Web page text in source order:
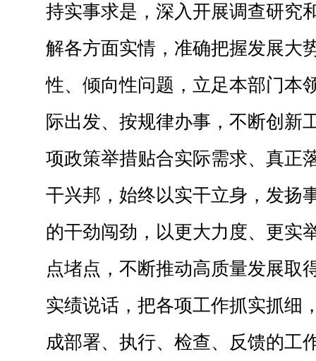
持实事求是，深入开展调查研究
解各方面实情，准确把握发展大
性、倾向性问题，立足本部门本
际出发、按规律办事，不断创新
项政策举措贴合实际需求、真正
干兴邦，始终以实干立身，发扬
的干劲闯劲，以更大力度、更实
点堵点，不断推动高质量发展取
实绩说话，把各项工作抓实抓细
成部署、执行、检查、反馈的工